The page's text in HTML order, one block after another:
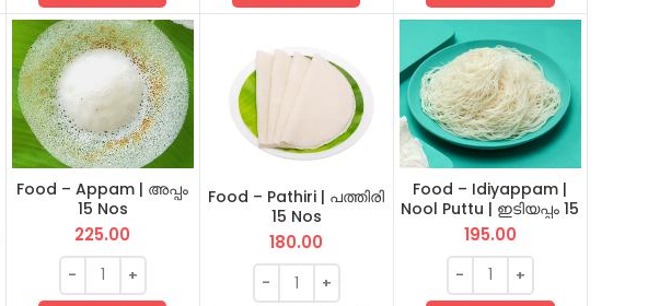
Food – Appam | അപ്പം
15 Nos
225.00
Food – Pathiri | പത്തിരി
15 Nos
180.00
Food – Idiyappam |
Nool Puttu | ഇടിയപ്പം 15
Nos
195.00